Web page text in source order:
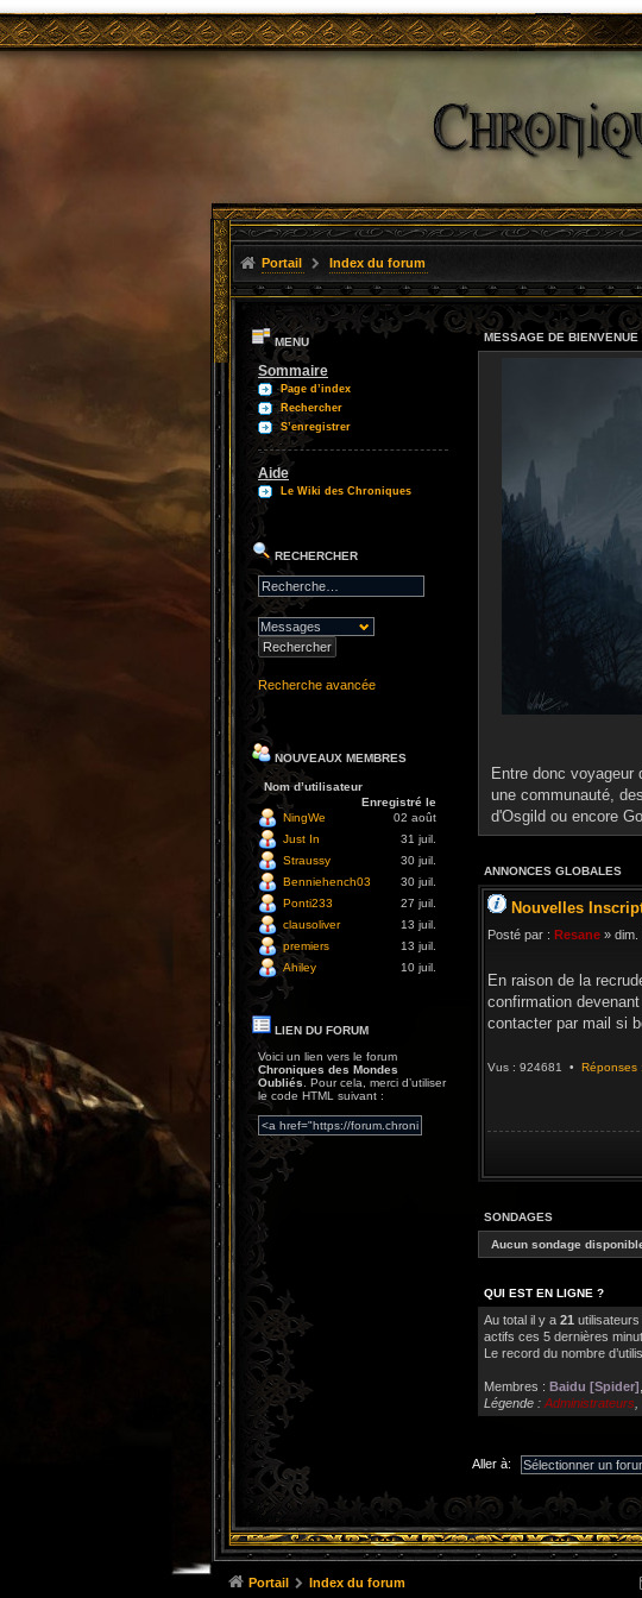
Portail Index du forum
MESSAGE DE BIENVENUE
Entre donc voyageur
une communauté,
d'Osgild ou encore
ANNONCES GLOBALES
Nouvelles
Posté par : Resane » dim.
En raison de la
confirmation
contacter par mail si
Vus : 924681 • Réponses
SONDAGES
Aucun sondage
QUI EST EN LIGNE ?
Au total il y a 21 utilisateurs
actifs ces 5 dernières
Le record du nombre
Membres : Baidu [Spider]
Légende : Administrateurs
Aller à:
MENU
Sommaire
Page d’index
Rechercher
S’enregistrer
Aide
Le Wiki des Chroniques
RECHERCHER
Recherche avancée
NOUVEAUX MEMBRES
Nom d’utilisateur
Enregistré le
NingWe
02 août
Just In
31 juil.
Straussy
30 juil.
Benniehench03
30 juil.
Ponti233
27 juil.
clausoliver
13 juil.
premiers
13 juil.
Ahiley
10 juil.
LIEN DU FORUM
Voici un lien vers le forum
Chroniques des Mondes
Oubliés . Pour cela, merci d’utiliser
le code HTML suivant :
Portail Index du forum